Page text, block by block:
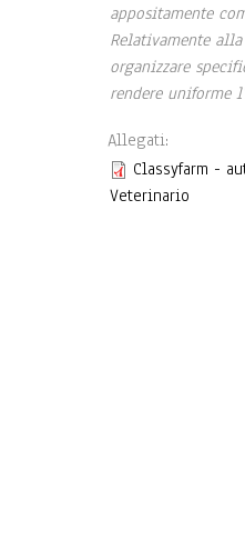
appositamente
Relativamente
organizzare
rendere uniforme
Allegati:
Classyfarm -
Veterinario